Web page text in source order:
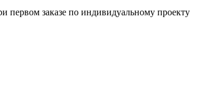
первом заказе по индивидуальному проекту